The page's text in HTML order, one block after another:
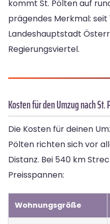
kommt St. Pölten auf
prägendes Merkmal: seit
Landeshauptstadt
Regierungsviertel.
Kosten für den Umzug nach St.
Die Kosten für deinen
Pölten richten sich vor
Distanz. Bei 540 km
Preisspannen:
Wohnungsgröße